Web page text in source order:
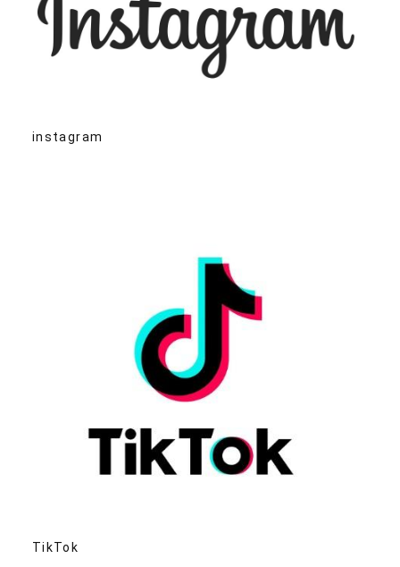
instagram
TikTok